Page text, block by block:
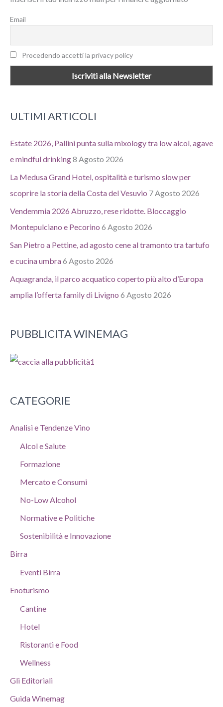
:
Email
Procedendo accetti la privacy policy
ULTIMI ARTICOLI
Estate 2026, Pallini punta sulla mixology tra low alcol, agave
e mindful drinking8 Agosto 2026
La Medusa Grand Hotel, ospitalità e turismo slow per
scoprire la storia della Costa del Vesuvio 7 Agosto 2026
Vendemmia 2026 Abruzzo, rese ridotte. Bloccaggio
Montepulciano e Pecorino 6 Agosto 2026
San Pietro a Pettine, ad agosto cene al tramonto tra tartufo
e cucina umbra6 Agosto 2026
Aquagranda, il parco acquatico coperto più alto d’Europa
amplia l’offerta family di Livigno 6 Agosto 2026
PUBBLICITA WINEMAG
CATEGORIE
Analisi e Tendenze Vino
Alcol e Salute
Formazione
Mercato e Consumi
No-Low Alcohol
Normative e Politiche
Sostenibilità e Innovazione
Birra
Eventi Birra
Enoturismo
Cantine
Hotel
Ristoranti e Food
Wellness
Gli Editoriali
Guida Winemag